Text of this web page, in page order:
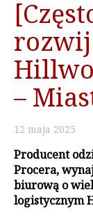
–
12 maja 2025
Producent
Procera,
biurową o
logistycznym